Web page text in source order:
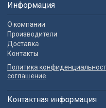
Информация
О компании
Производители
Доставка
Контакты
Политика
соглашение
Контактная информация